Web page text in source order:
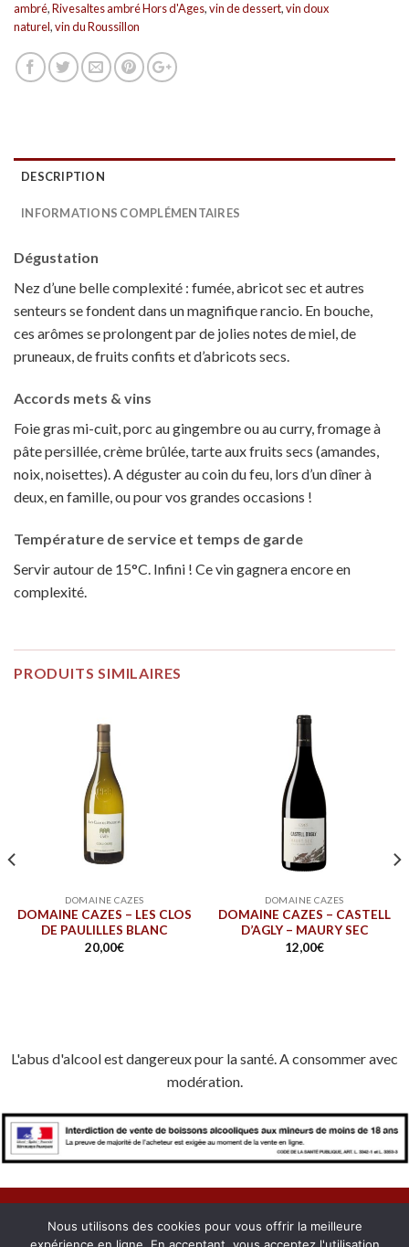
ambré,Rivesaltes ambré Hors d'Ages,vin de dessert,vin doux
naturel,vin du Roussillon
DESCRIPTION
INFORMATIONS COMPLÉMENTAIRES
Dégustation
Nez d’une belle complexité : fumée, abricot sec et autres
senteurs se fondent dans un magnifique rancio. En bouche,
ces arômes se prolongent par de jolies notes de miel, de
pruneaux, de fruits confits et d’abricots secs.
Accords mets & vins
Foie gras mi-cuit, porc au gingembre ou au curry, fromage à
pâte persillée, crème brûlée, tarte aux fruits secs (amandes,
noix, noisettes). A déguster au coin du feu, lors d’un dîner à
deux, en famille, ou pour vos grandes occasions !
Température de service et temps de garde
Servir autour de 15°C. Infini ! Ce vin gagnera encore en
complexité.
PRODUITS SIMILAIRES
DOMAINE CAZES
DOMAINE CAZES – LES CLOS
DE PAULILLES BLANC
20,00€
DOMAINE CAZES
DOMAINE CAZES – CASTELL
D’AGLY – MAURY SEC
12,00€
L'abus d'alcool est dangereux pour la santé. A consommer avec
modération.
Nous utilisons des cookies pour vous offrir la meilleure
expérience en ligne. En acceptant, vous acceptez l'utilisation